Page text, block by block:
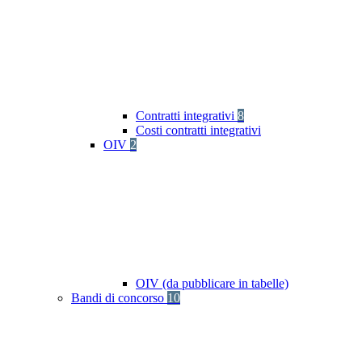
Contratti integrativi 8
Costi contratti integrativi
OIV 2
OIV (da pubblicare in tabelle)
Bandi di concorso 10